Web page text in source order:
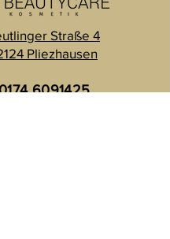
Straße 4
Pliezhausen
6091425